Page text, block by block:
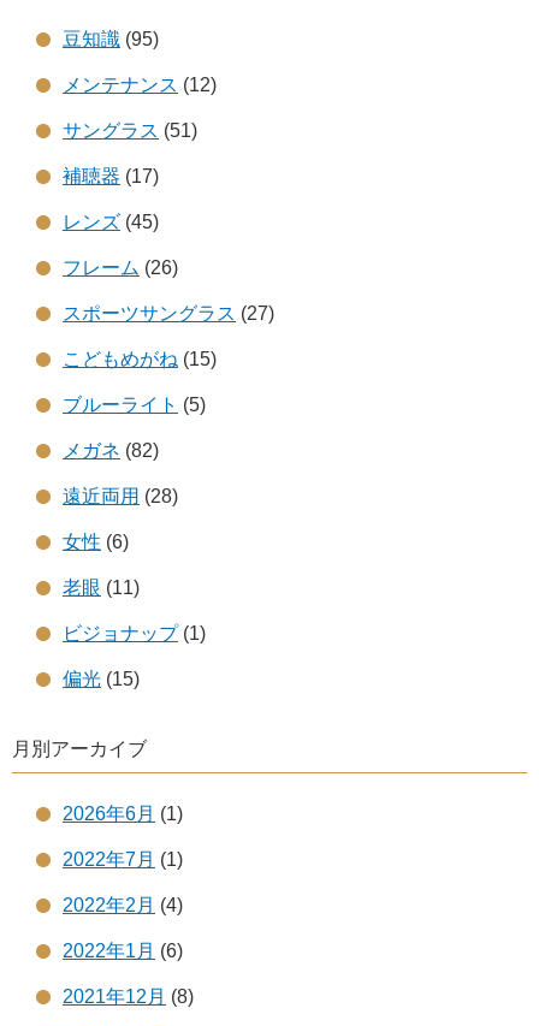
豆知識 (95)
メンテナンス (12)
サングラス (51)
補聴器 (17)
レンズ (45)
フレーム (26)
スポーツサングラス (27)
こどもめがね (15)
ブルーライト (5)
メガネ (82)
遠近両用 (28)
女性 (6)
老眼 (11)
ビジョナップ(1)
偏光 (15)
月別アーカイブ
2026年6月 (1)
2022年7月 (1)
2022年2月 (4)
2022年1月 (6)
2021年12月 (8)